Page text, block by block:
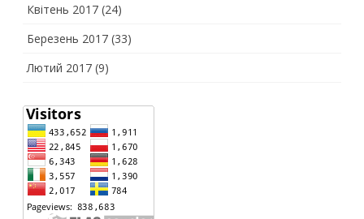
Квітень 2017 (24)
Березень 2017 (33)
Лютий 2017 (9)